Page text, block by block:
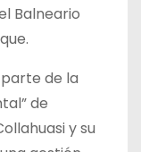
Balneario
de la
de
y su